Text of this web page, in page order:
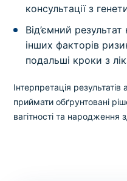
консультації з
Від’ємний
інших факторів
подальші кроки з
Інтерпретація
приймати обґрунтовані
вагітності та